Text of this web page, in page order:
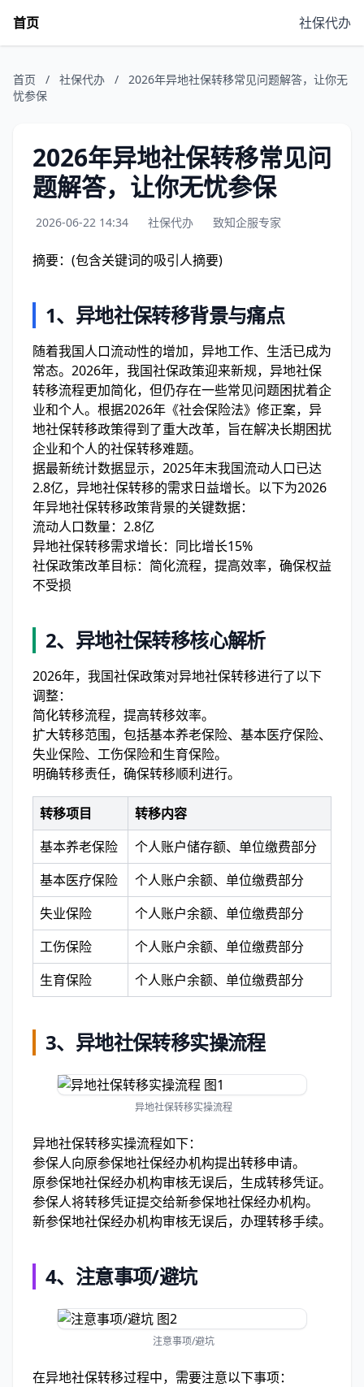
首页 社保代办
首页 / 社保代办 /
2026年异地社保转移常见问题解答，让你无
忧参保
2026年异地社保转移常见问
题解答，让你无忧参保
2026-06-22 14:34 社保代办 致知企服专家
摘要：(包含关键词的吸引人摘要)
1、 异地社保转移背景与痛点
随着我国人口流动性的增加，异地工作、生活已成为
常态。2026年，我国社保政策迎来新规，异地社保
转移流程更加简化，但仍存在一些常见问题困扰着企
业和个人。根据2026年《社会保险法》修正案，异
地社保转移政策得到了重大改革，旨在解决长期困扰
企业和个人的社保转移难题。
据最新统计数据显示，2025年末我国流动人口已达
2.8亿，异地社保转移的需求日益增长。以下为2026
年异地社保转移政策背景的关键数据：
流动人口数量：2.8亿
异地社保转移需求增长：同比增长15%
社保政策改革目标：简化流程，提高效率，确保权益
不受损
2、 异地社保转移核心解析
2026年，我国社保政策对异地社保转移进行了以下
调整：
简化转移流程，提高转移效率。
扩大转移范围，包括基本养老保险、基本医疗保险、
失业保险、工伤保险和生育保险。
明确转移责任，确保转移顺利进行。
转移项目
转移内容
基本养老保险
个人账户储存额、单位缴费部分
基本医疗保险
个人账户余额、单位缴费部分
失业保险
个人账户余额、单位缴费部分
工伤保险
个人账户余额、单位缴费部分
生育保险
个人账户余额、单位缴费部分
3、 异地社保转移实操流程
异地社保转移实操流程
异地社保转移实操流程如下：
参保人向原参保地社保经办机构提出转移申请。
原参保地社保经办机构审核无误后，生成转移凭证。
参保人将转移凭证提交给新参保地社保经办机构。
新参保地社保经办机构审核无误后，办理转移手续。
4、 注意事项/避坑
注意事项/避坑
在异地社保转移过程中，需要注意以下事项：